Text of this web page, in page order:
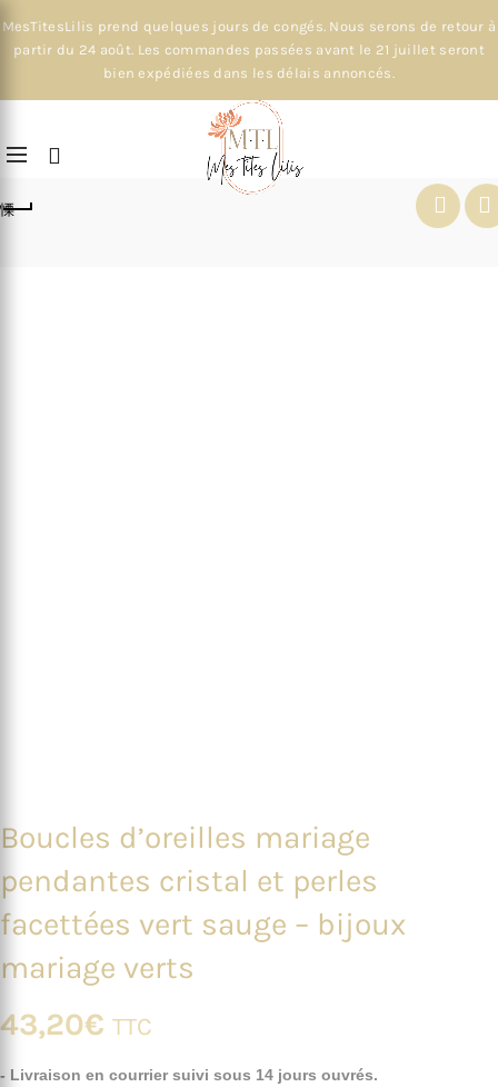
MesTitesLilis prend quelques jours de congés. Nous serons de retour à
partir du 24 août. Les commandes passées avant le 21 juillet seront
bien expédiées dans les délais annoncés.
Boucles d’oreilles mariage
pendantes cristal et perles
facettées vert sauge – bijoux
mariage verts
43,20€ TTC
- Livraison en courrier suivi sous 14 jours ouvrés.